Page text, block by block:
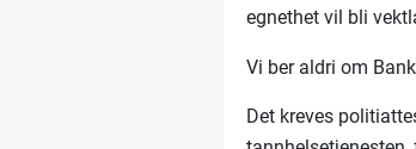
egnethet vil bli
Vi ber aldri om
Det kreves